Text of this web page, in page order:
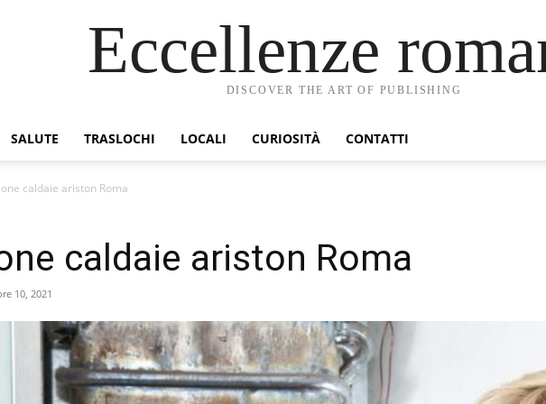
Eccellenze
DISCOVER THE ART OF PUBLISHING
SALUTE TRASLOCHI LOCALI CURIOSITÀ CONTATTI
caldaie ariston Roma
caldaie ariston Roma
10, 2021